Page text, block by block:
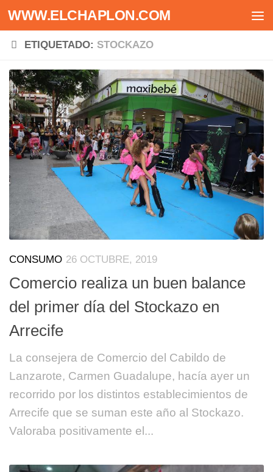
Saltar al contenido
WWW.ELCHAPLON.COM
ETIQUETADO: STOCKAZO
CONSUMO 26 OCTUBRE, 2019
Comercio realiza un buen balance
del primer día del Stockazo en
Arrecife
La consejera de Comercio del Cabildo de
Lanzarote, Carmen Guadalupe, hacía ayer un
recorrido por los distintos establecimientos de
Arrecife que se suman este año al Stockazo.
Valoraba positivamente el...